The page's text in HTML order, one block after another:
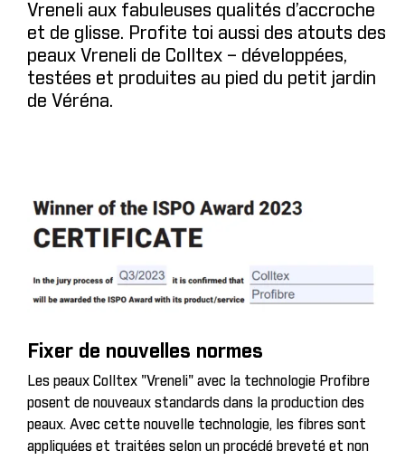
Vreneli aux fabuleuses qualités d’accroche
et de glisse. Profite toi aussi des atouts des
peaux Vreneli de Colltex – développées,
testées et produites au pied du petit jardin
de Véréna.
Fixer de nouvelles normes
Les peaux Colltex "Vreneli" avec la technologie Profibre
posent de nouveaux standards dans la production des
peaux. Avec cette nouvelle technologie, les fibres sont
appliquées et traitées selon un procédé breveté et non